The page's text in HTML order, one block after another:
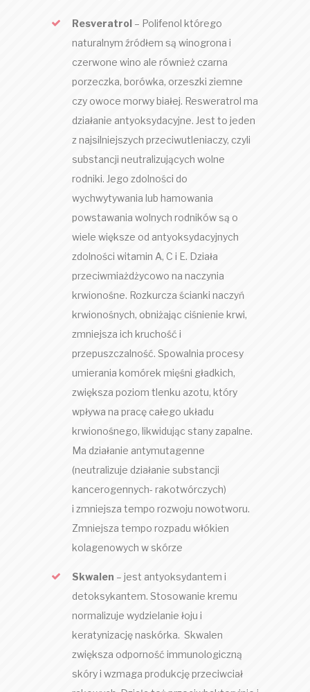
Resveratrol – Polifenol którego
naturalnym źródłem są winogrona i
czerwone wino ale również czarna
porzeczka, borówka, orzeszki ziemne
czy owoce morwy białej. Resweratrol ma
działanie antyoksydacyjne. Jest to jeden
z najsilniejszych przeciwutleniaczy, czyli
substancji neutralizujących wolne
rodniki. Jego zdolności do
wychwytywania lub hamowania
powstawania wolnych rodników są o
wiele większe od antyoksydacyjnych
zdolności witamin A, C i E. Działa
przeciwmiażdżycowo na naczynia
krwionośne. Rozkurcza ścianki naczyń
krwionośnych, obniżając ciśnienie krwi,
zmniejsza ich kruchość i
przepuszczalność. Spowalnia procesy
umierania komórek mięśni gładkich,
zwiększa poziom tlenku azotu, który
wpływa na pracę całego układu
krwionośnego, likwidując stany zapalne.
Ma działanie antymutagenne
(neutralizuje działanie substancji
kancerogennych- rakotwórczych)
i zmniejsza tempo rozwoju nowotworu.
Zmniejsza tempo rozpadu włókien
kolagenowych w skórze
Skwalen – jest antyoksydantem i
detoksykantem. Stosowanie kremu
normalizuje wydzielanie łoju i
keratynizację naskórka. Skwalen
zwiększa odporność immunologiczną
skóry i wzmaga produkcję przeciwciał